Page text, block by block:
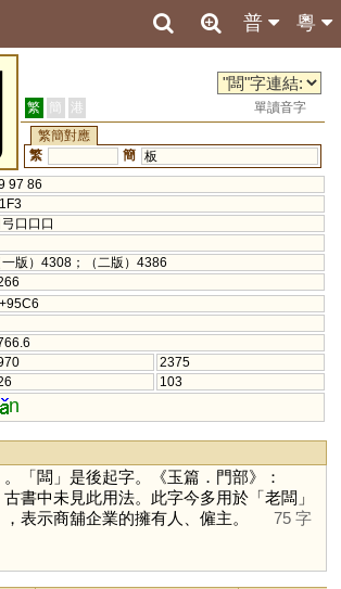
粵
普
繁 簡 港
單讀音字
繁簡對應
繁
簡 板
97 86
弓口口口
一版）4308；（二版）4386
2375
103
n
。「闆 」是後起字。《玉篇．門部》：
古書中未見此用法。此字今多用於「老闆」
表示商舖企業的擁有人、僱主。
75 字